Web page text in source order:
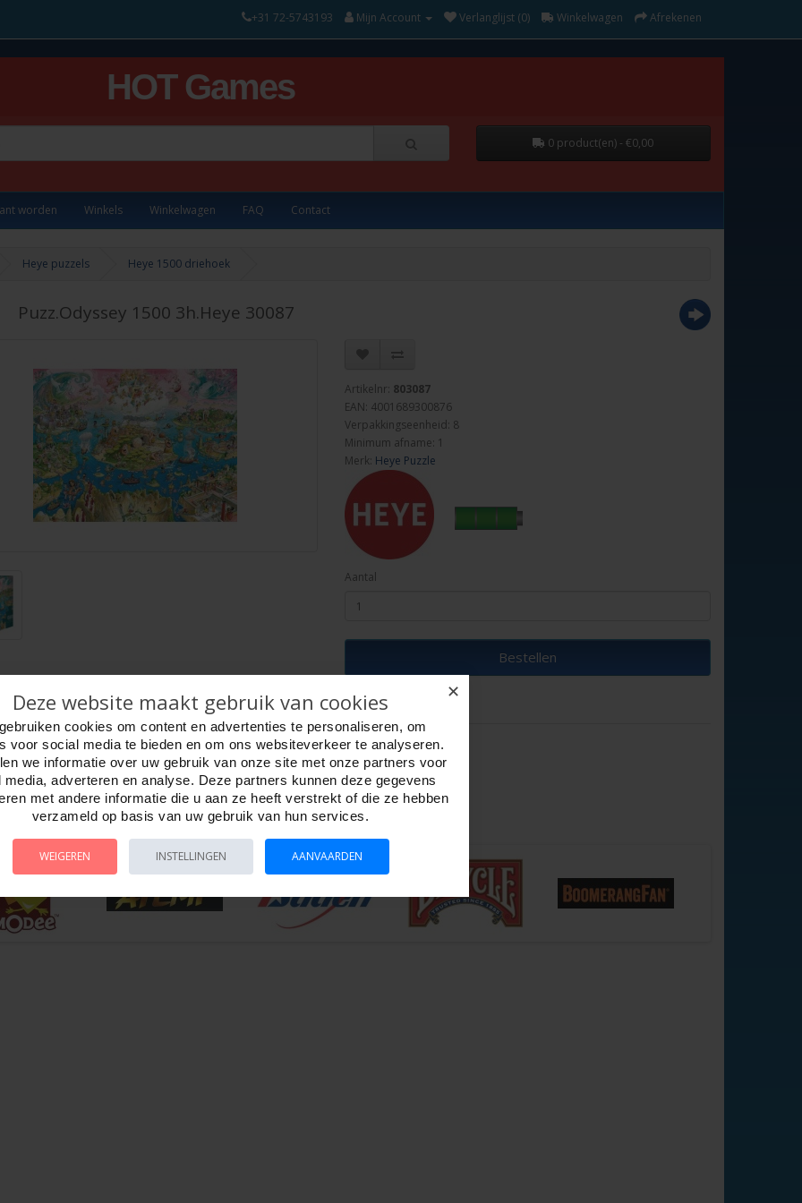
+31 72-5743193 Mijn Account Verlanglijst (0) Winkelwagen Afrekenen
HOT Games
0 product(en) - €0,00
worden Winkels Winkelwagen FAQ Contact
Heye puzzels Heye 1500 driehoek
Puzz.Odyssey 1500 3h.Heye 30087
Artikelnr: 803087
EAN: 4001689300876
Verpakkingseenheid: 8
Minimum afname: 1
Merk: Heye Puzzle
Aantal
Bestellen
Foto hoge resolutie Details
stukjes 3 hkg. Heye.
Tekenaar: Hugo Prades.
puzzel 80 x 60 cm.
maat 35 x 27 x 14 cm.
✕
Deze website maakt gebruik van cookies
cookies om content en advertenties te personaliseren, om
voor social media te bieden en om ons websiteverkeer te analyseren.
we informatie over uw gebruik van onze site met onze partners voor
media, adverteren en analyse. Deze partners kunnen deze gegevens
met andere informatie die u aan ze heeft verstrekt of die ze hebben
verzameld op basis van uw gebruik van hun services.
WEIGEREN INSTELLINGEN AANVAARDEN